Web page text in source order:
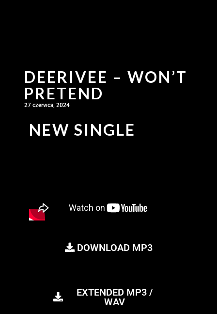
DEERIVEE – WON’T
PRETEND
27 czerwca, 2024
NEW SINGLE
DOWNLOAD MP3
EXTENDED MP3 /
WAV